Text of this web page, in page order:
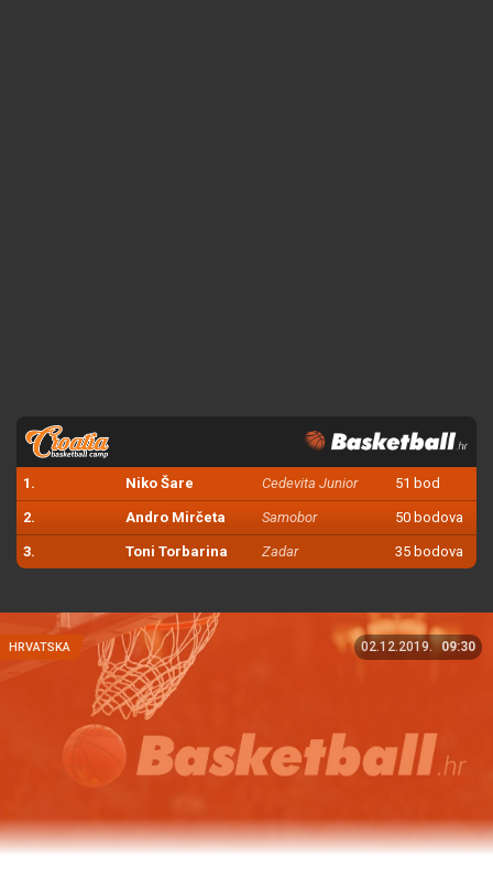
1. Niko Šare Cedevita Junior 51 bod
2. Andro Mirčeta Samobor 50 bodova
3. Toni Torbarina Zadar 35 bodova
HRVATSKA 02.12.2019. 09:30